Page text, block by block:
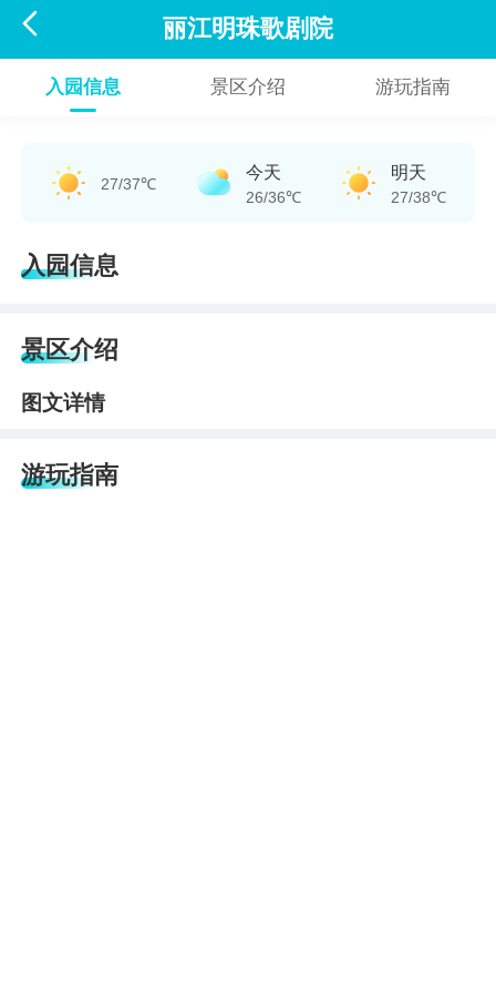
 丽江明珠歌剧院
入园信息 景区介绍 游玩指南
27/37℃
今天
26/36℃
明天
27/38℃
入园信息
景区介绍
图文详情
游玩指南